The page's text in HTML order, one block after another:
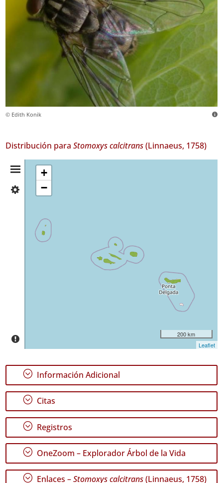
© Edith Konik
Distribución paraStomoxys calcitrans(Linnaeus, 1758)
Resumen
Flores
Corvo
47
✓
Graciosa
9
✓
Terceira
70
São
Miguel
+
−
200 km
Leaflet
; Información Adicional
; Citas
; Registros
; OneZoom – Explorador Árbol de la Vida
; Enlaces –Stomoxys calcitrans(Linnaeus, 1758)